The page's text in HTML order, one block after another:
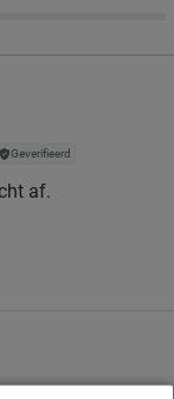
Geverifieerd
af.